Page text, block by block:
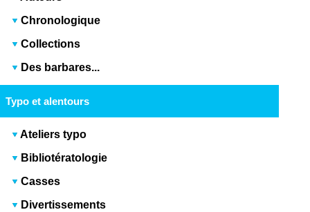
Chronologique
Collections
Des barbares...
Typo et alentours
Ateliers typo
Bibliotératologie
Casses
Divertissements